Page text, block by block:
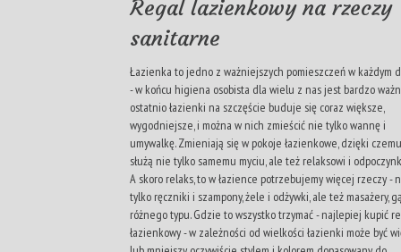
Regał łazienkowy na rzeczy
sanitarne
Łazienka to jedno z ważniejszych pomieszczeń w każdym
- w końcu higiena osobista dla wielu z nas jest bardzo
ostatnio łazienki na szczęście buduje się coraz większe,
wygodniejsze, i można w nich zmieścić nie tylko wannę i
umywalkę. Zmieniają się w pokoje łazienkowe, dzięki czemu
służą nie tylko samemu myciu, ale też relaksowi i
A skoro relaks, to w łazience potrzebujemy więcej rzeczy -
tylko ręczniki i szampony, żele i odżywki, ale też masażery,
różnego typu. Gdzie to wszystko trzymać - najlepiej kupić
łazienkowy - w zależności od wielkości łazienki może być